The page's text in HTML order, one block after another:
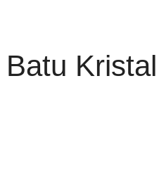
Kristal